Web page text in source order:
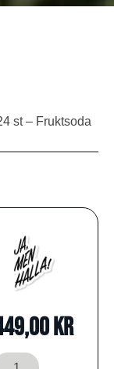
st – Fruktsoda
kr